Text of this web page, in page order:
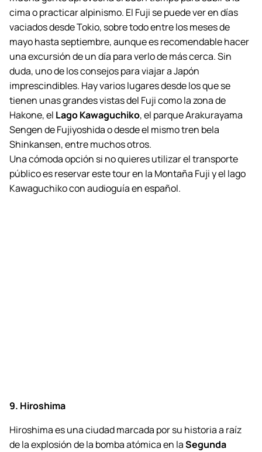
cima o practicar alpinismo. El Fuji se puede ver en días
vaciados desde Tokio, sobre todo entre los meses de
mayo hasta septiembre, aunque es recomendable hacer
una excursión de un día para verlo de más cerca. Sin
duda, uno de los consejos para viajar a Japón
imprescindibles. Hay varios lugares desde los que se
tienen unas grandes vistas del Fuji como la zona de
Hakone, el Lago Kawaguchiko, el parque Arakurayama
Sengen de Fujiyoshida o desde el mismo tren bela
Shinkansen, entre muchos otros.
Una cómoda opción si no quieres utilizar el transporte
público es reservar este tour en la Montaña Fuji y el lago
Kawaguchiko con audioguía en español.
9. Hiroshima
Hiroshima es una ciudad marcada por su historia a raíz
de la explosión de la bomba atómica en laSegunda